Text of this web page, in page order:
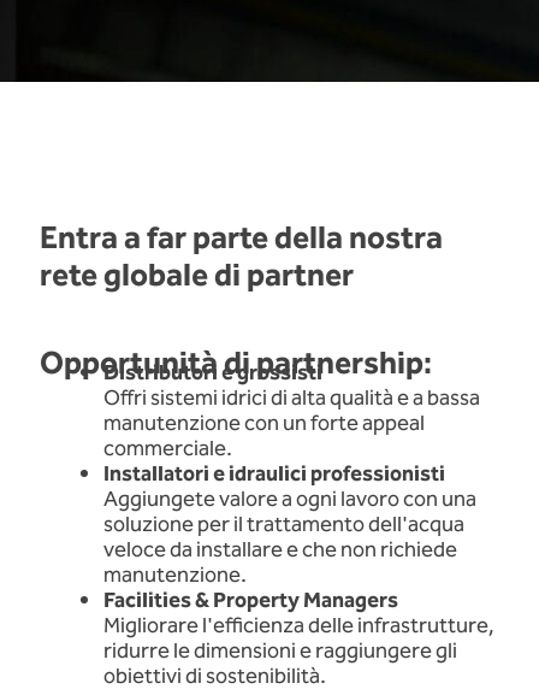
Entra a far parte della nostra
rete globale di partner
Opportunità di partnership:
Distributori e grossisti
Offri sistemi idrici di alta qualità e a bassa
manutenzione con un forte appeal
commerciale.
Installatori e idraulici professionisti
Aggiungete valore a ogni lavoro con una
soluzione per il trattamento dell'acqua
veloce da installare e che non richiede
manutenzione.
Facilities & Property Managers
Migliorare l'efficienza delle infrastrutture,
ridurre le dimensioni e raggiungere gli
obiettivi di sostenibilità.